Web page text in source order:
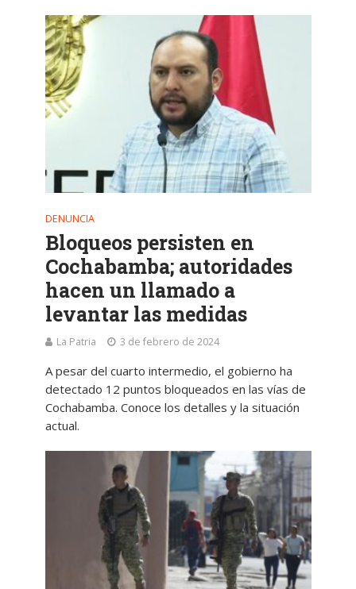
DENUNCIA
Bloqueos persisten en
Cochabamba; autoridades
hacen un llamado a
levantar las medidas
La Patria 3 de febrero de 2024
A pesar del cuarto intermedio, el gobierno ha
detectado 12 puntos bloqueados en las vías de
Cochabamba. Conoce los detalles y la situación
actual.